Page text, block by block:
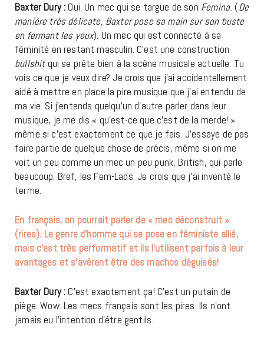
Baxter Dury : Oui. Un mec qui se targue de son Femina. (De
manière très délicate, Baxter pose sa main sur son buste
en fermant les yeux). Un mec qui est connecté à sa
féminité en restant masculin. C’est une construction
bullshitqui se prête bien à la scène musicale actuelle. Tu
vois ce que je veux dire? Je crois que j’ai accidentellement
aidé à mettre en place la pire musique que j’ai entendu de
ma vie. Si j’entends quelqu’un d’autre parler dans leur
musique, je me dis « qu’est-ce que c’est de la merde! »
même si c’est exactement ce que je fais. J’essaye de pas
faire partie de quelque chose de précis, même si on me
voit un peu comme un mec un peu punk, British, qui parle
beaucoup. Bref, les Fem-Lads. Je crois que j’ai inventé le
terme.
En français, on pourrait parler de « mec déconstruit »
(rires). Le genre d’homme qui se pose en féministe allié,
mais c’est très performatif et ils l’utilisent parfois à leur
avantages et s’avèrent être des machos déguisés!
Baxter Dury : C’est exactement ça! C’est un putain de
piège. Wow. Les mecs français sont les pires. Ils n’ont
jamais eu l’intention d’être gentils.